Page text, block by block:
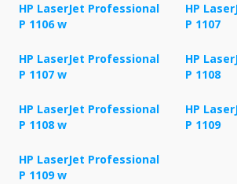
HP LaserJet Professional
P 1106 w
HP
P 1107
HP LaserJet Professional
P 1107 w
HP
P 1108
HP LaserJet Professional
P 1108 w
HP
P 1109
HP LaserJet Professional
P 1109 w